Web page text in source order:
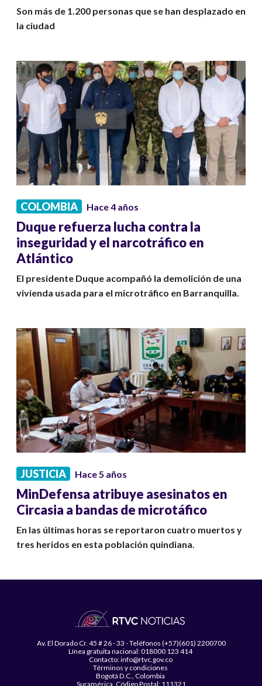
Son más de 1.200 personas que se han desplazado en
la ciudad
COLOMBIA Hace 4 años
Duque refuerza lucha contra la
inseguridad y el narcotráfico en
Atlántico
El presidente Duque acompañó la demolición de una
vivienda usada para el microtráfico en Barranquilla.
JUSTICIA Hace 5 años
MinDefensa atribuye asesinatos en
Circasia a bandas de microtáfico
En las últimas horas se reportaron cuatro muertos y
tres heridos en esta población quindiana.
Av. El Dorado Cr. 45 # 26 - 33 - Teléfonos (+57)(601) 2200700
Línea gratuita nacional: 018000 123 414
Contacto: info@rtvc.gov.co
Términos y condiciones
Bogotá D.C., Colombia
Suramérica, Código Postal: 111321